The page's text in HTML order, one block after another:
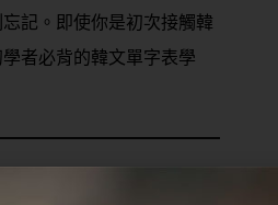
記。即使你是初次接觸韓
者必背的韓文單字表學